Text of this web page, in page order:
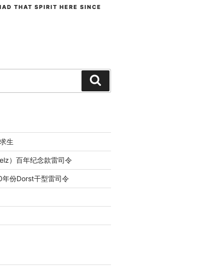
THAT SPIRIT HERE SINCE
生
）百年纪念款雷司令
份Dorst干型雷司令